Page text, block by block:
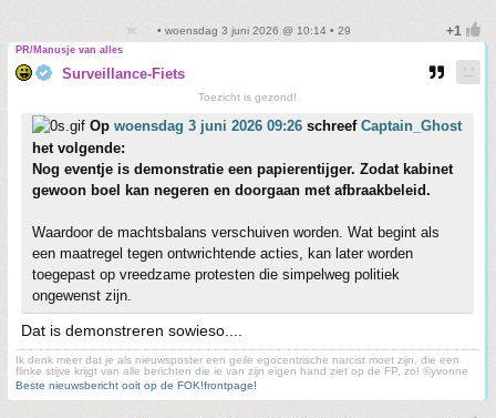
• woensdag 3 juni 2026 @ 10:14 • 29
PR/Manusje van alles
Surveillance-Fiets
Toezicht is gezond!
Op woensdag 3 juni 2026 09:26 schreef Captain_Ghost
het volgende:
Nog eventje is demonstratie een papierentijger. Zodat kabinet
gewoon boel kan negeren en doorgaan met afbraakbeleid.
Waardoor de machtsbalans verschuiven worden. Wat begint als
een maatregel tegen ontwrichtende acties, kan later worden
toegepast op vreedzame protesten die simpelweg politiek
ongewenst zijn.
Dat is demonstreren sowieso....
Ik denk meer dat je als nieuwsposter een geile egocentrische narcist moet zijn, die een
flinke stijve krijgt van alle berichten die ie van zijn eigen hand ziet op de FP, zo! ©yvonne
Beste nieuwsbericht ooit op de FOK!frontpage!